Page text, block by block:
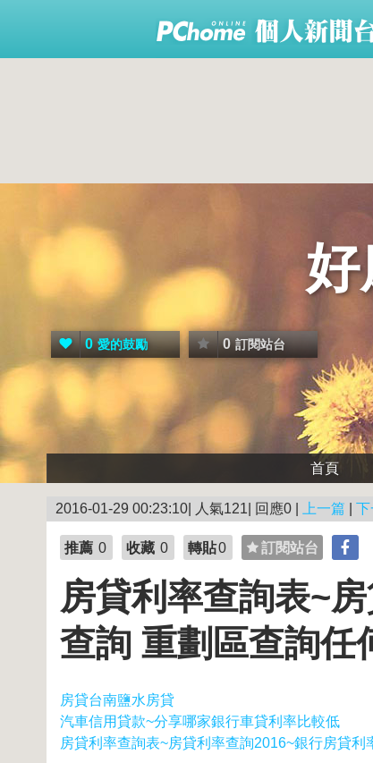
0 愛的鼓勵 0 訂閱站台
首頁
2016-01-29 00:23:10| 人氣121| 回應0 | 上一篇 下
推薦 0 收藏 0 轉貼0 訂閱站台
房貸利率查詢表~
查詢 重劃區查詢任
房貸台南鹽水房貸
汽車信用貸款~分享哪家銀行車貸利率比較低
房貸利率查詢表~房貸利率查詢2016~銀行房貸利